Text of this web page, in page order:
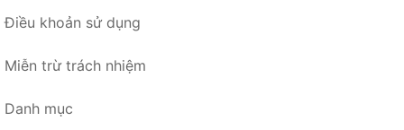
Điều khoản sử dụng
Miễn trừ trách nhiệm
Danh mục